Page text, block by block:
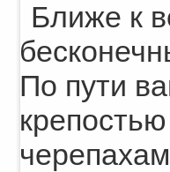
Ближе к
По пути